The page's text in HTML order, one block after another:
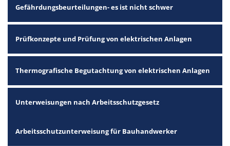
Gefährdungsbeurteilungen- es ist nicht schwer
Prüfkonzepte und Prüfung von elektrischen Anlagen
Thermografische Begutachtung von elektrischen Anlagen
Unterweisungen nach Arbeitsschutzgesetz
Arbeitsschutzunterweisung für Bauhandwerker